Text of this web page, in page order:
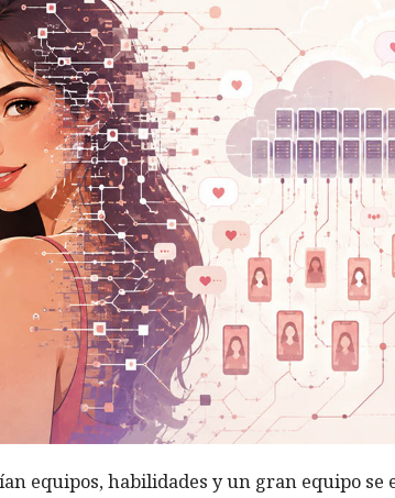
equipos, habilidades y un gran equipo se